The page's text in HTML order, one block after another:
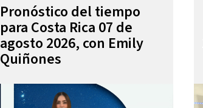
Pronóstico del tiempo
para Costa Rica 07 de
agosto 2026, con Emily
Quiñones